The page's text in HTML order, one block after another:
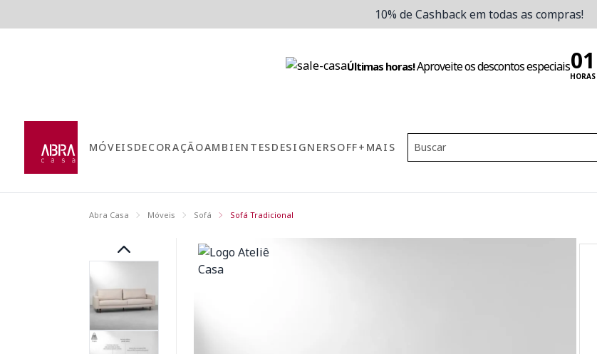
10% de Cashback em todas as compras!
Últimas horas!Aproveite os descontos especiais
HORAS
MÓVEISDECORAÇÃOAMBIENTESDESIGNERSOFF+MAIS
Abra Casa Móveis Sofá Sofá Tradicional